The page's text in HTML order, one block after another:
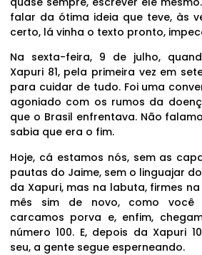
falar da ótima ideia que teve, às
certo, lá vinha o texto pronto,
Na sexta-feira, 9 de julho,
Xapuri 81, pela primeira vez em
para cuidar de tudo. Foi uma
agoniado com os rumos da
que o Brasil enfrentava. Não
sabia que era o fim.
Hoje, cá estamos nós, sem as
pautas do Jaime, sem o linguajar
da Xapuri, mas na labuta, firmes na
mês sim de novo, como você
carcamos porva e, enfim,
número 100. E, depois da Xapuri
seu, a gente segue esperneando.